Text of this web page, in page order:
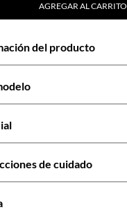
AGREGAR AL CARRITO
del producto
de cuidado